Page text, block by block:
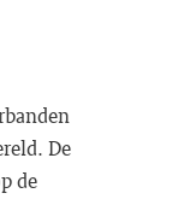
De
de